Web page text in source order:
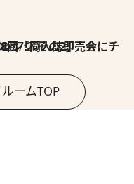
同人誌即売会にチャレンジ その2」
ームTOP